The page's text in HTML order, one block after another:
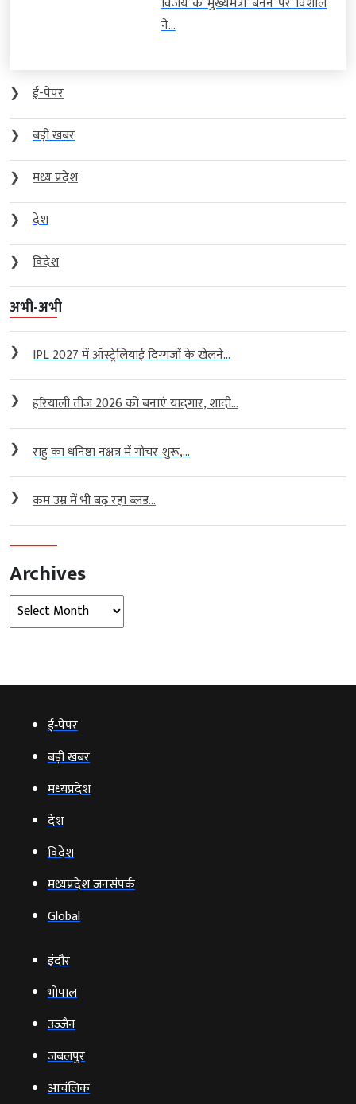
ने...
❯
ई-पेपर
❯
बड़ी खबर
❯
मध्य प्रदेश
❯
देश
❯
विदेश
अभी-अभी
❯ IPL 2027 में ऑस्ट्रेलियाई दिग्गजों के खेलने...
❯ हरियाली तीज 2026 को बनाएं यादगार, शादी...
❯ राहु का धनिष्ठा नक्षत्र में गोचर शुरू,...
❯ कम उम्र में भी बढ़ रहा ब्लड...
Archives
Archives
ई‑पेपर
बड़ी खबर
मध्‍यप्रदेश
देश
विदेश
मध्यप्रदेश जनसंपर्क
Global
इंदौर
भोपाल
उज्‍जैन
जबलपुर
आचंलिक